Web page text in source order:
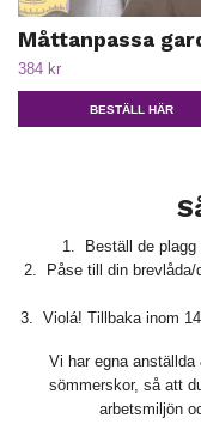
Måttanpassa
384 kr
BESTÄLL HÄR
1. Beställ de plagg
2. Påse till din brevlåda/
3. Violá! Tillbaka inom
Vi har egna
sömmerskor, så att
arbetsmiljön